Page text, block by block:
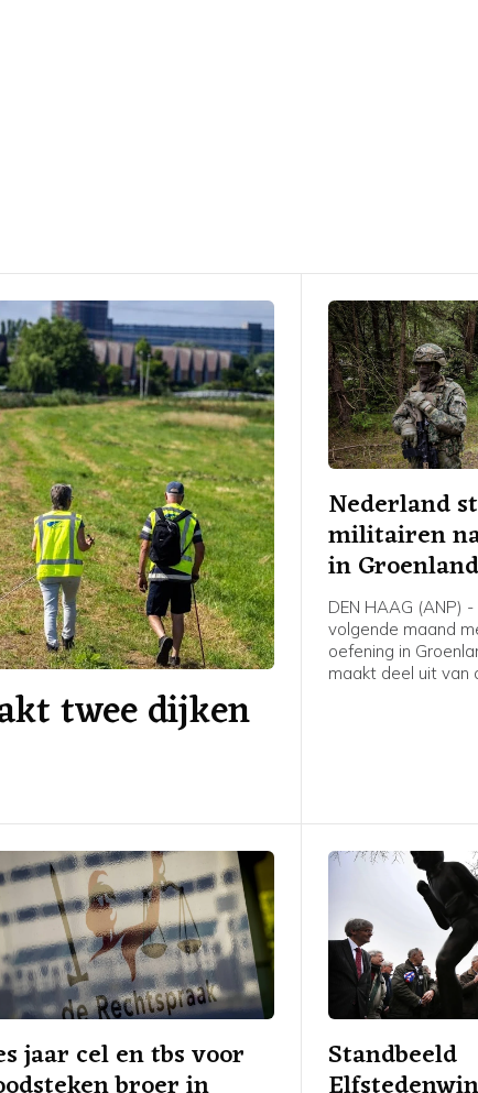
twee dijken
Nederland
militairen
in Groenland
DEN HAAG (ANP)
volgende maand
oefening in
maakt deel uit van
jaar cel en tbs voor Standbeeld